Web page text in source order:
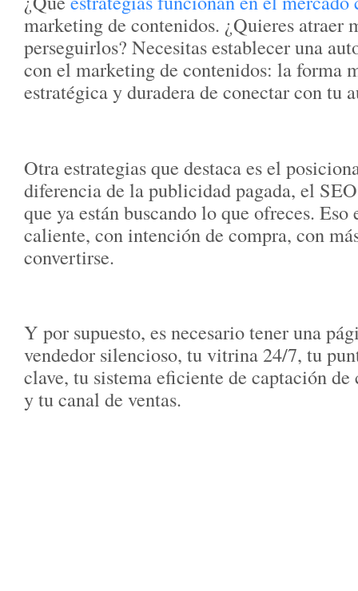
marketing de contenidos. ¿Quieres atraer
perseguirlos? Necesitas establecer una
con el marketing de contenidos: la forma
estratégica y duradera de conectar con tu
Otra estrategias que destaca es el
diferencia de la publicidad pagada, el
que ya están buscando lo que ofreces.
caliente, con intención de compra, con
convertirse.
Y por supuesto, es necesario tener una
vendedor silencioso, tu vitrina 24/7, tu
clave, tu sistema eficiente de captación
y tu canal de ventas.